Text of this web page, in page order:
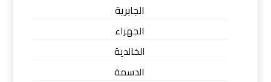
الجابرية
الجهراء
الخالدية
الدسمة